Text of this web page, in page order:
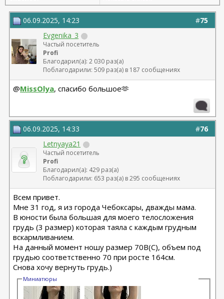
#75
06.09.2025, 14:23
Evgenika_3
Частый посетитель
Profi
Благодарил(а): 2 030 раз(а)
Поблагодарили: 509 раз(а) в 187 сообщениях
@MissOlya, спасибо большое🫶
#76
06.09.2025, 14:33
Letnyaya21
Частый посетитель
Profi
Благодарил(а): 429 раз(а)
Поблагодарили: 653 раз(а) в 295 сообщениях
Всем привет.
Мне 31 год, я из города Чебоксары, дважды мама.
В юности была большая для моего телосложения
грудь (3 размер) которая таяла с каждым грудным
вскармливанием.
На данный момент ношу размер 70В(С), объем под
грудью соответственно 70 при росте 164см.
Снова хочу вернуть грудь.)
Миниатюры